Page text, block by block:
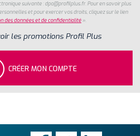
suivante : dpo@profilplus.fr. Pour en savoir plus
et pour exercer vos droits, cliquez sur le lien
des données et de confidentialité ».
les promotions Profil Plus
CRÉER MON COMPTE